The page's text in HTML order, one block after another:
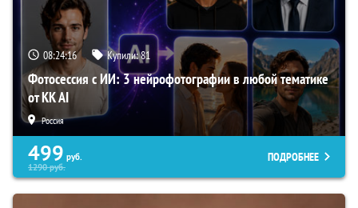
08:24:15 Купили:81
Фотосессия с ИИ: 3 нейрофотографии в любой тематике
от KK AI
Россия
499 руб.
1290руб.
ПОДРОБНЕЕ